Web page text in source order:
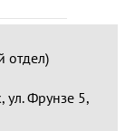
отдел)
ул. Фрунзе 5,